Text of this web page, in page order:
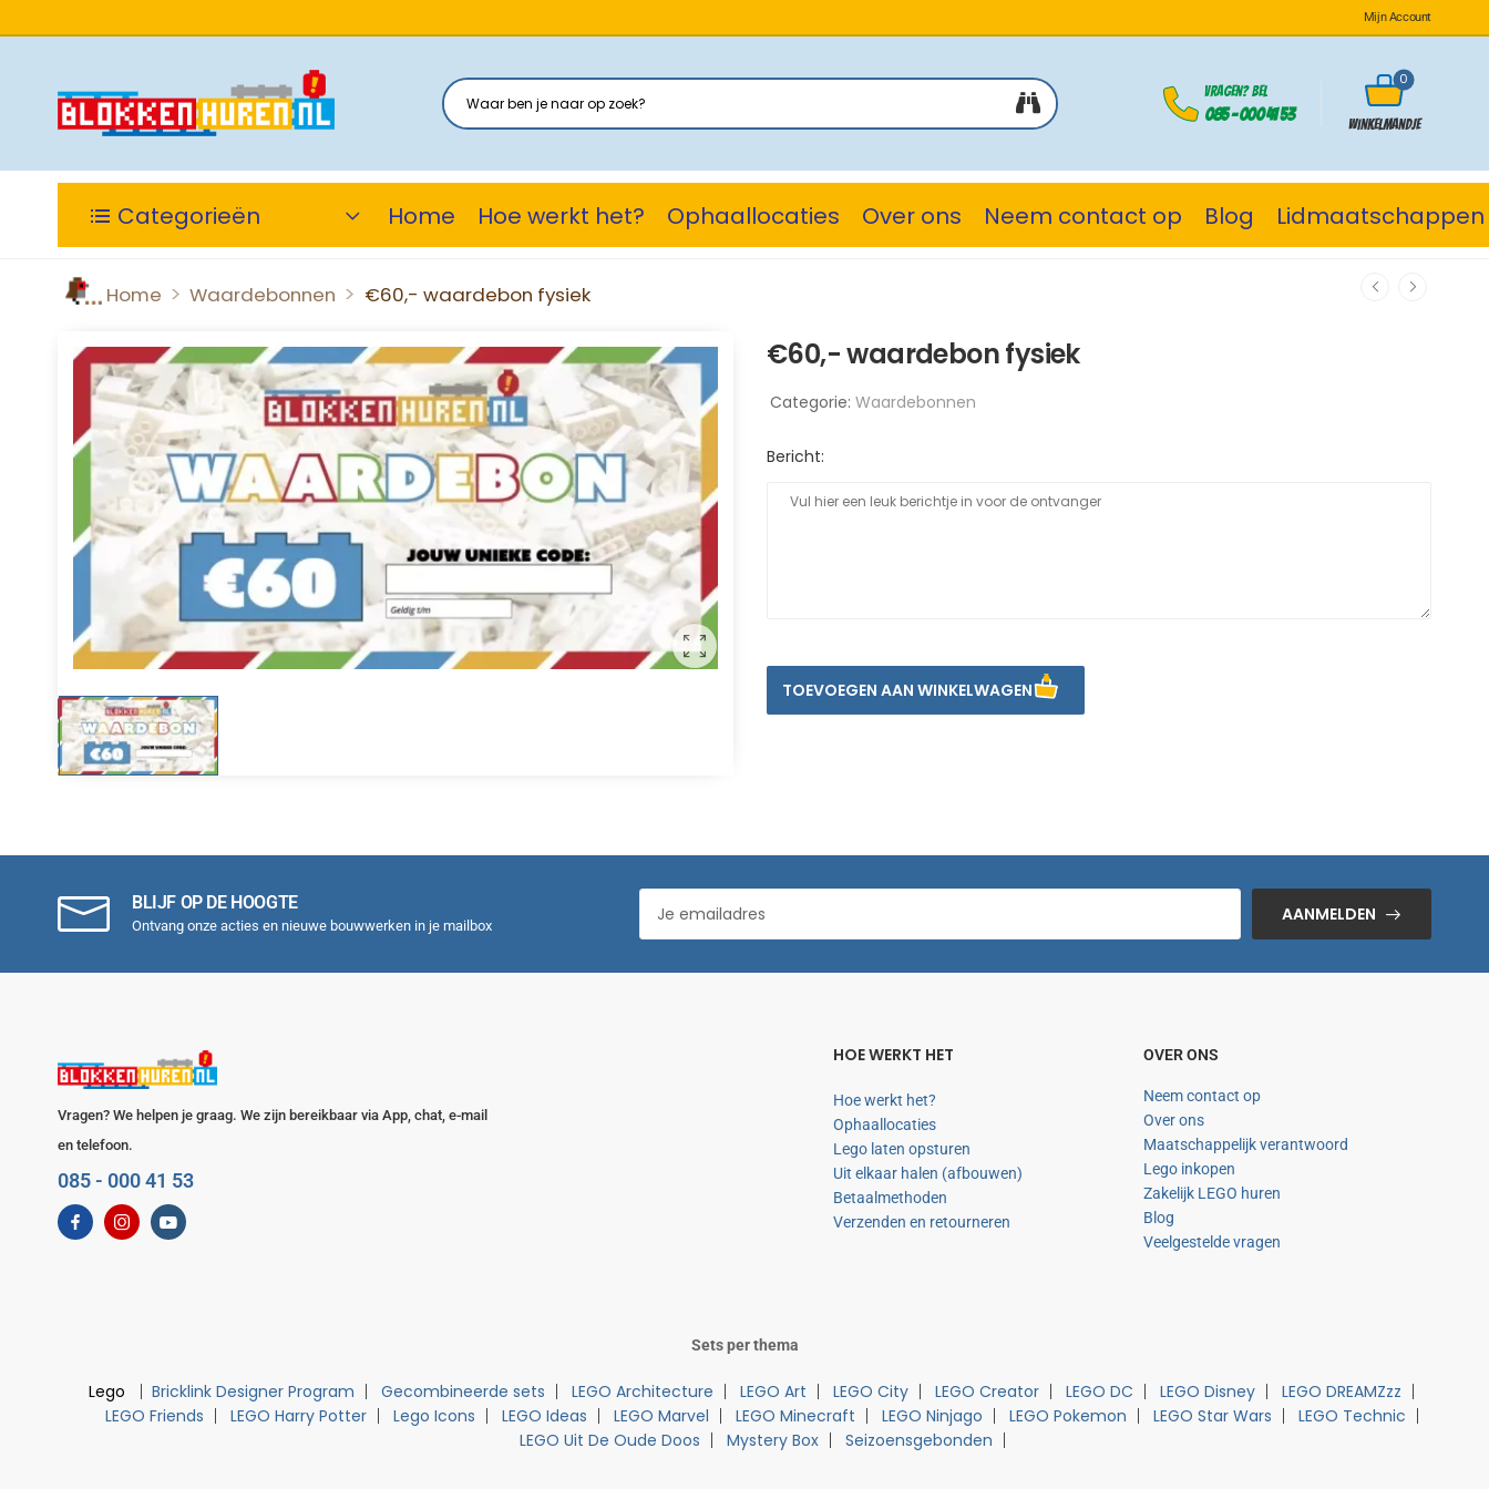
Mijn Account
Vragen? Bel
085 - 000 41 53
Winkelmandje
0
Categorieën Home Hoe werkt het? Ophaallocaties Over ons Neem contact op Blog Lidmaatschappen
Home > Waardebonnen > €60,- waardebon fysiek
€60,- waardebon fysiek
Categorie: Waardebonnen
Bericht:
TOEVOEGEN AAN WINKELWAGEN
BLIJF OP DE HOOGTE
Ontvang onze acties en nieuwe bouwwerken in je mailbox
AANMELDEN
Vragen? We helpen je graag. We zijn bereikbaar via App, chat, e-mail
en telefoon.
085 - 000 41 53
HOE WERKT HET
Hoe werkt het?
Ophaallocaties
Lego laten opsturen
Uit elkaar halen (afbouwen)
Betaalmethoden
Verzenden en retourneren
OVER ONS
Neem contact op
Over ons
Maatschappelijk verantwoord
Lego inkopen
Zakelijk LEGO huren
Blog
Veelgestelde vragen
Sets per thema
Lego Bricklink Designer Program Gecombineerde sets LEGO Architecture LEGO Art LEGO City LEGO Creator LEGO DC LEGO Disney
LEGO DREAMZzz
LEGO Friends
LEGO Harry Potter Lego Icons LEGO Ideas LEGO Marvel LEGO Minecraft LEGO Ninjago LEGO Pokemon LEGO Star Wars
LEGO Technic
LEGO Uit De Oude Doos
Mystery Box Seizoensgebonden